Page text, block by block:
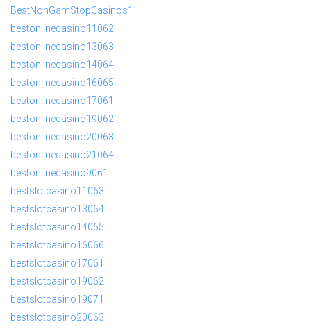
BestNonGamStopCasinos1
bestonlinecasino11062
bestonlinecasino13063
bestonlinecasino14064
bestonlinecasino16065
bestonlinecasino17061
bestonlinecasino19062
bestonlinecasino20063
bestonlinecasino21064
bestonlinecasino9061
bestslotcasino11063
bestslotcasino13064
bestslotcasino14065
bestslotcasino16066
bestslotcasino17061
bestslotcasino19062
bestslotcasino19071
bestslotcasino20063